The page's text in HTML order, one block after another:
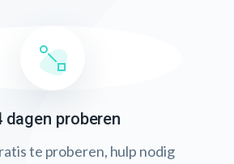
dagen proberen
te proberen, hulp nodig